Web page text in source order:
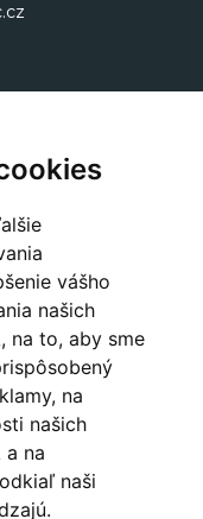
vášho
našich
na to, aby sme
na
našich
na
naši
sa dovozom a
aj štýlového